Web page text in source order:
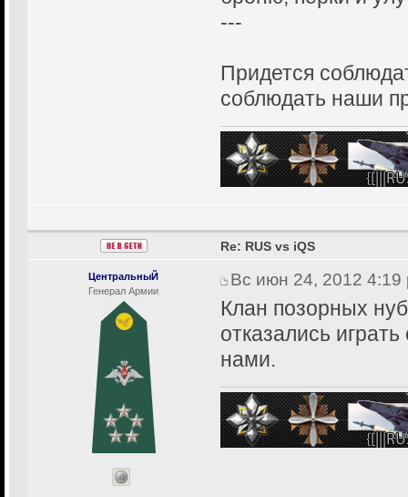
---
Придется
соблюдать наши
ЦентральныЙ
Генерал Армии
Re: RUS vs iQS
Вс июн 24, 2012 4:19
Клан позорных
отказались
нами.